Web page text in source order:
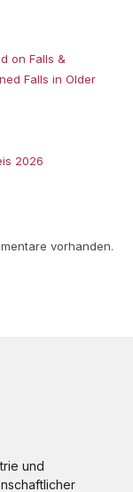
on Falls &
Falls in Older
2026
vorhanden.
und